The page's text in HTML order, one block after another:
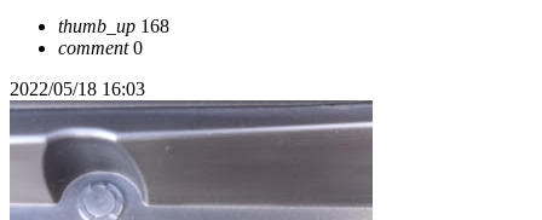
thumb_up 168
comment0
2022/05/18 16:03